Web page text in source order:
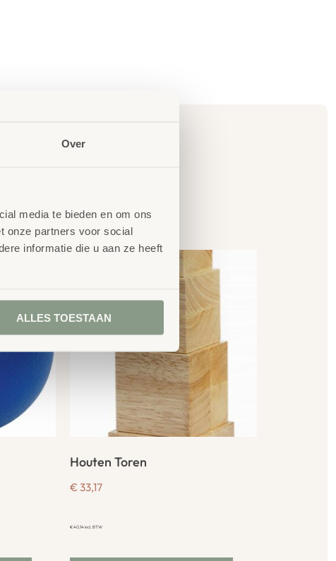
Over
media te bieden en om ons
onze partners voor social
informatie die u aan ze heeft
ALLES TOESTAAN
Houten Toren
€ 33,17
€40,14incl. BTW